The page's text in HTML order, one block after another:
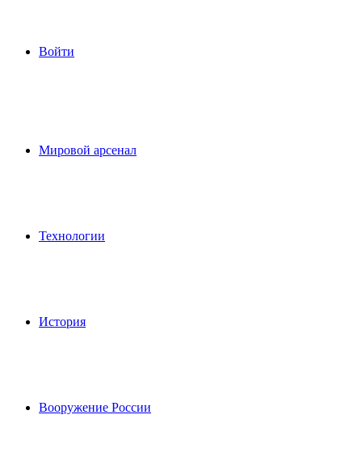
Войти
Мировой арсенал
Технологии
История
Вооружение России